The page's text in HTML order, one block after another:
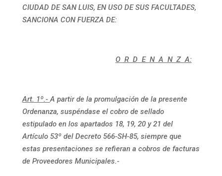
CIUDAD DE SAN LUIS, EN USO DE SUS FACULTADES,
SANCIONA CON FUERZA DE:
O R D E N A N Z A:
Art. 1º.-A partir de la promulgación de la presente
Ordenanza, suspéndase el cobro de sellado
estipulado en los apartados 18, 19, 20 y 21 del
Artículo 53º del Decreto 566-SH-85, siempre que
estas presentaciones se refieran a cobros de facturas
de Proveedores Municipales.-